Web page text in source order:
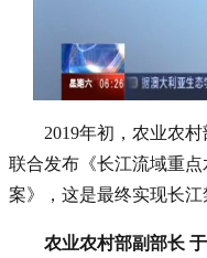
2019年初，农业农
联合发布《长江流域重
案》，这是最终实现长江
农业农村部副部长 于